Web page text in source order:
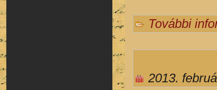
További
2013.